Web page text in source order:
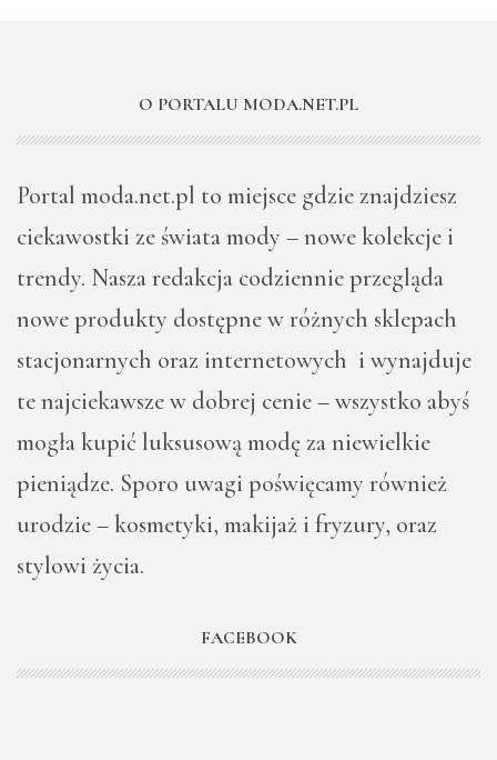
O PORTALU MODA.NET.PL
Portal moda.net.pl to miejsce gdzie znajdziesz
ciekawostki ze świata mody – nowe kolekcje i
trendy. Nasza redakcja codziennie przegląda
nowe produkty dostępne w różnych sklepach
stacjonarnych oraz internetowych i wynajduje
te najciekawsze w dobrej cenie – wszystko abyś
mogła kupić luksusową modę za niewielkie
pieniądze. Sporo uwagi poświęcamy również
urodzie – kosmetyki, makijaż i fryzury, oraz
stylowi życia.
FACEBOOK